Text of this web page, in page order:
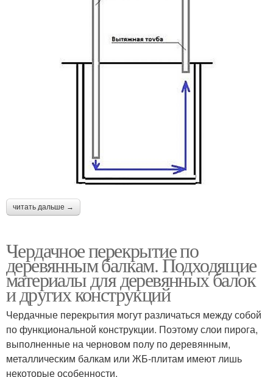
читать дальше →
Чердачное перекрытие по
деревянным балкам. Подходящие
материалы для деревянных балок
и других конструкций
Чердачные перекрытия могут различаться между собой
по функциональной конструкции. Поэтому слои пирога,
выполненные на черновом полу по деревянным,
металлическим балкам или ЖБ-плитам имеют лишь
некоторые особенности.